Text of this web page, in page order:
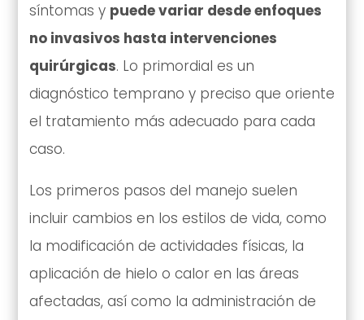
síntomas y puede variar desde enfoques
no invasivos hasta intervenciones
quirúrgicas. Lo primordial es un
diagnóstico temprano y preciso que oriente
el tratamiento más adecuado para cada
caso.
Los primeros pasos del manejo suelen
incluir cambios en los estilos de vida, como
la modificación de actividades físicas, la
aplicación de hielo o calor en las áreas
afectadas, así como la administración de